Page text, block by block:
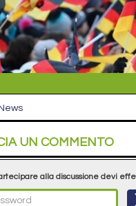
UN COMMENTO
alla discussione devi